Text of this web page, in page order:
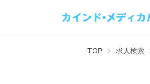
TOP 求人検索